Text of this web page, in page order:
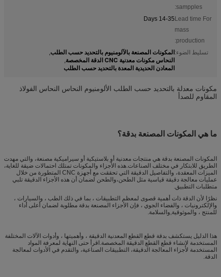
sampples:
Lead time For
mass
production:
14-35 Days
تسليط الضوء:المكونات المصنعة بالآلومنيوم بالتحديد حسب الطلب,
النحاس مكونات معدنية CNC الدقة المخصصة ,
المعادن الحديدية المعدة بالتحديد حسب الطلب
مكونات معدلة بالتحديد حسب الطلب الألومنيوم النحاس النحاس الفولاذ
المقاوم للصدأ
ما هي المكونات المصنعة بدقة؟
المكونات المصنعة بدقة هي منتجات معدنية أو بلاستيكية أو سيراميكية مصنعة، والتي مهدت
الطريق للابتكار في مختلف الصناعات.هذه الأجزاء والمكونات تمتلك احتمالات ضيقة للغاية،
الميزات المعقدة، والتفاصيل الدقيقة التي تحققت مع أجهزة CNC المتطورة من خلال
عمليات معالجة دقيقة قياسية مثل الطحن،والطحن لضمان أن هذه الأجزاء الدقيقة تلبي
متطلبات التطبيق.
نظرًا لأن الدقة ذات أهمية قصوى لمعظم التطبيقات ، بما في ذلك الطب ، والسيارات ،
والإلكترونيات ، والفضاء الجوي ، فإن الأجزاء المصنعة بدقة مطلوبة لضمان أعلى أداء
للمنتج ، والموثوقية,والسلامة.
هذا الدليل يستكشف بدقة قطع القطع المعدنية الدقيقة ، وأهميتها ، وأدوات الآلات المختلفة
المستخدمة لإنشاء قطع القطع الدقيقة المخصصة.اقرأ حتى النهاية لمعرفة المواد
المستخدمة لأجزاء المعالجة الدقيقة، التطبيقات الصناعية، والتقدم في الأدوات لمعالجة
الدقة.